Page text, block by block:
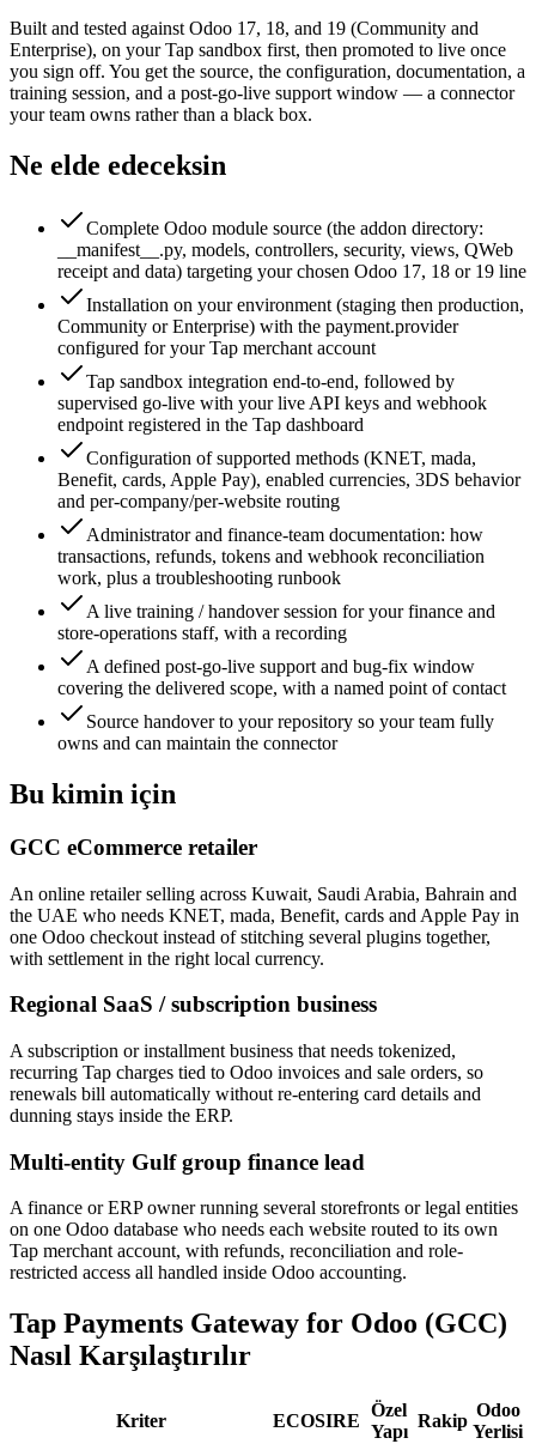
Built and tested against Odoo 17, 18, and 19 (Community and
Enterprise), on your Tap sandbox first, then promoted to live once
you sign off. You get the source, the configuration, documentation, a
training session, and a post-go-live support window — a connector
your team owns rather than a black box.
Ne elde edeceksin
Complete Odoo module source (the addon directory:
__manifest__.py, models, controllers, security, views, QWeb
receipt and data) targeting your chosen Odoo 17, 18 or 19 line
Installation on your environment (staging then production,
Community or Enterprise) with the payment.provider
configured for your Tap merchant account
Tap sandbox integration end-to-end, followed by
supervised go-live with your live API keys and webhook
endpoint registered in the Tap dashboard
Configuration of supported methods (KNET, mada,
Benefit, cards, Apple Pay), enabled currencies, 3DS behavior
and per-company/per-website routing
Administrator and finance-team documentation: how
transactions, refunds, tokens and webhook reconciliation
work, plus a troubleshooting runbook
A live training / handover session for your finance and
store-operations staff, with a recording
A defined post-go-live support and bug-fix window
covering the delivered scope, with a named point of contact
Source handover to your repository so your team fully
owns and can maintain the connector
Bu kimin için
GCC eCommerce retailer
An online retailer selling across Kuwait, Saudi Arabia, Bahrain and
the UAE who needs KNET, mada, Benefit, cards and Apple Pay in
one Odoo checkout instead of stitching several plugins together,
with settlement in the right local currency.
Regional SaaS / subscription business
A subscription or installment business that needs tokenized,
recurring Tap charges tied to Odoo invoices and sale orders, so
renewals bill automatically without re-entering card details and
dunning stays inside the ERP.
Multi-entity Gulf group finance lead
A finance or ERP owner running several storefronts or legal entities
on one Odoo database who needs each website routed to its own
Tap merchant account, with refunds, reconciliation and role-
restricted access all handled inside Odoo accounting.
Tap Payments Gateway for Odoo (GCC)
Nasıl Karşılaştırılır
Kriter ECOSIRE
Özel
Yapı
Rakip
Odoo
Yerlisi